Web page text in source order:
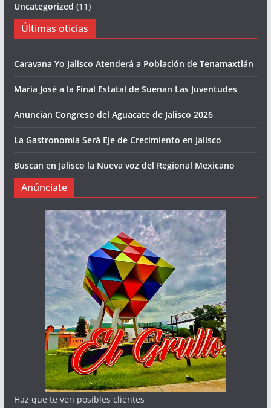
Uncategorized (11)
Últimas oticias
Caravana Yo Jalisco Atenderá a Población de Tenamaxtlán
María José a la Final Estatal de Suenan Las Juventudes
Anuncian Congreso del Aguacate de Jalisco 2026
La Gastronomía Será Eje de Crecimiento en Jalisco
Buscan en Jalisco la Nueva voz del Regional Mexicano
Anúnciate
Haz que te ven posibles clientes